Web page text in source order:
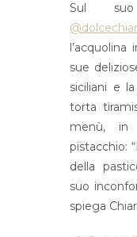
Sul suo
sue
siciliani e
torta
menù, in
pistacchio:
della
suo
spiega